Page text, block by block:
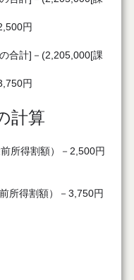
円
合計]－(2,205,000[課
円
計算
所得割額）－2,500円
得割額）－3,750円